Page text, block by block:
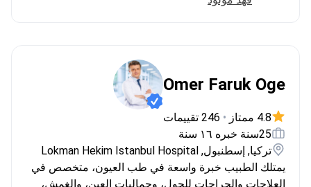
Omer Faruk Oge
4.8 ممتاز •
25سنة خبره ١٦ سنة
تركيا, إسطنبول, Lokman Hekim Istanbul Hospital
يمتلك الطبيب خبرة واسعة في طب العيون، متخصص في
العلاجات والجراحات للحول، وجماليات العين، والغمش،